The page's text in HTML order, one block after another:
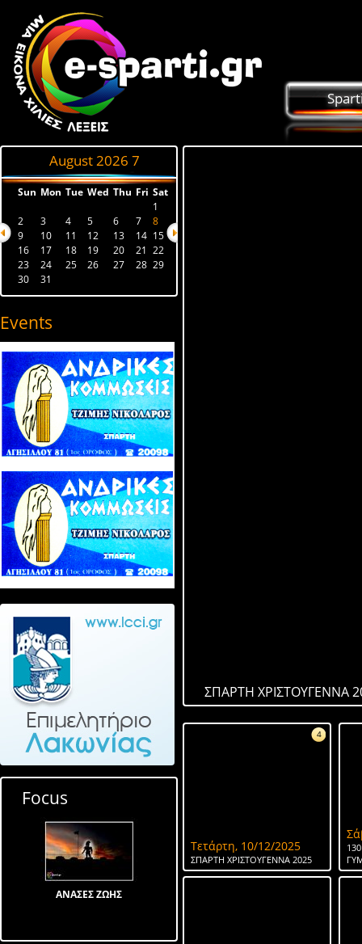
August 2026 7
Sun Mon Tue Wed Thu Fri Sat
1
2
3 4 5 6 7
8
9
10 11 12 13 14 15
16
17 18 19 20 21
22
23
24 25 26 27 28 29
30
31
Events
Focus
ΑΝΑΣΕΣ ΖΩΗΣ
ΣΠΑΡΤΗ ΧΡΙΣΤΟΥΓΕΝΝΑ
4
Τετάρτη, 10/12/2025
ΣΠΑΡΤΗ ΧΡΙΣΤΟΥΓΕΝΝΑ 2025